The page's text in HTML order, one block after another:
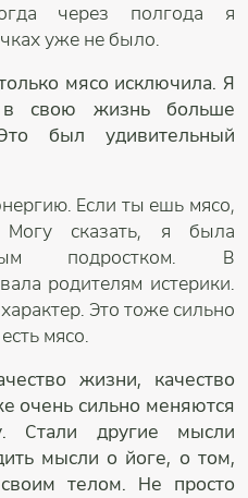
через полгода я
уже не было.
мясо исключила. Я
в свою жизнь больше
был удивительный
Если ты ешь мясо,
Могу сказать, я была
подростком. В
родителям истерики.
Это тоже сильно
мясо.
жизни, качество
очень сильно меняются
Стали другие мысли
мысли о йоге, о том,
телом. Не просто